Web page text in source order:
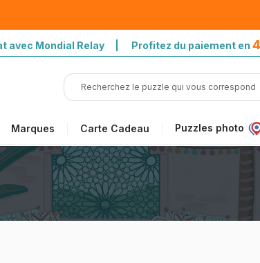
avec Mondial Relay | Profitez du paiement en
Marques Carte Cadeau Puzzles photo